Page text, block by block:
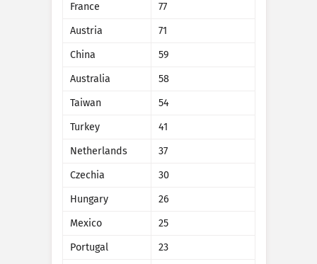
Nabor podatkov
Razvrstite po
Država
Podatkovna lestvica
Samodejna posodobitev rezultatov
Posodobi
France
77
Austria
71
China
59
Australia
58
Taiwan
54
Turkey
41
Netherlands
37
Czechia
30
Hungary
26
Mexico
25
Portugal
23